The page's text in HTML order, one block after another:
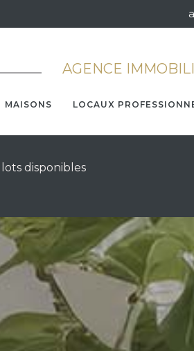
AGENCE
MAISONS LOCAUX
disponibles